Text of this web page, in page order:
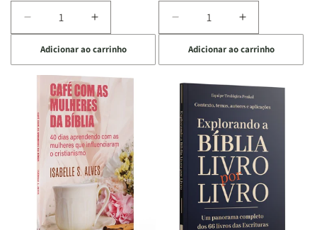
Diminuir
a
quantidade
de
Bíblia
para
Estudo
da
Mulher
NVA
Capa
Aumentar
a
quantidade
de
Bíblia
para
o
Estudo
da
Mulher
|
NVA
|
Capa
Adicionar ao carrinho
Diminuir
a
quantidade
de
Bíblia
o
Estudo
da
Mulher
NVA
Capa
Aumentar
a
quantidade
de
Bíblia
para
o
Estudo
Mulher
|
NVA
|
Capa
Adicionar ao carrinho